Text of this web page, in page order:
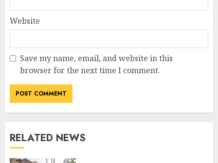
Website
Save my name, email, and website in this
browser for the next time I comment.
RELATED NEWS